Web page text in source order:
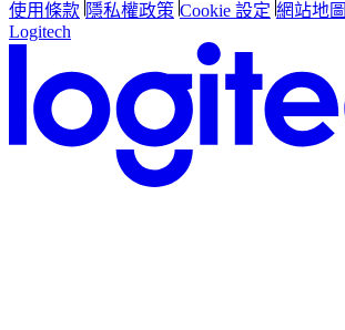
使用條款 隱私權政策 Cookie 設定 網站地圖
Logitech